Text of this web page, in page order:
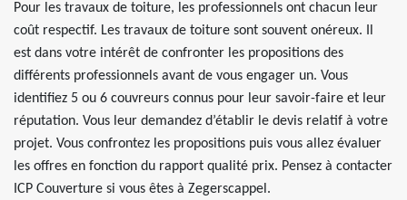
Pour les travaux de toiture, les professionnels ont chacun leur
coût respectif. Les travaux de toiture sont souvent onéreux. Il
est dans votre intérêt de confronter les propositions des
différents professionnels avant de vous engager un. Vous
identifiez 5 ou 6 couvreurs connus pour leur savoir-faire et leur
réputation. Vous leur demandez d’établir le devis relatif à votre
projet. Vous confrontez les propositions puis vous allez évaluer
les offres en fonction du rapport qualité prix. Pensez à contacter
ICP Couverture si vous êtes à Zegerscappel.